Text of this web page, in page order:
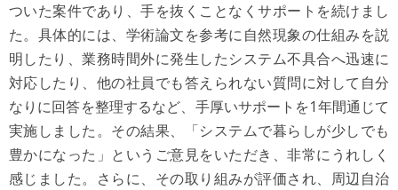
ついた案件であり、手を抜くことなくサポートを続けまし
た。具体的には、学術論文を参考に自然現象の仕組みを説
明したり、業務時間外に発生したシステム不具合へ迅速に
対応したり、他の社員でも答えられない質問に対して自分
なりに回答を整理するなど、手厚いサポートを1年間通じて
実施しました。その結果、「システムで暮らしが少しでも
豊かになった」というご意見をいただき、非常にうれしく
感じました。さらに、その取り組みが評価され、周辺自治